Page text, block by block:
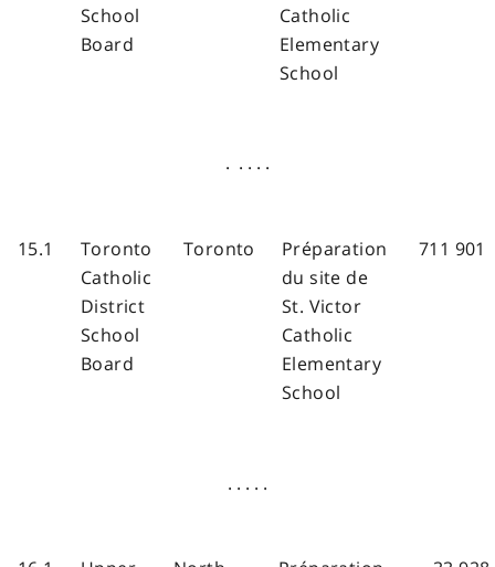
School
Board
Catholic
Elementary
School
. . . . .
15.1
Toronto
Catholic
District
School
Board
Toronto
Préparation
du site de
St. Victor
Catholic
Elementary
School
711 901
. . . . .